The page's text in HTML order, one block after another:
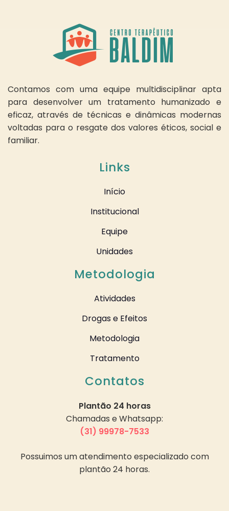
Contamos com uma equipe multidisciplinar apta
para desenvolver um tratamento humanizado e
eficaz, através de técnicas e dinâmicas modernas
voltadas para o resgate dos valores éticos, social e
familiar.
Links
Início
Institucional
Equipe
Unidades
Metodologia
Atividades
Drogas e Efeitos
Metodologia
Tratamento
Contatos
Plantão 24 horas
Chamadas e Whatsapp:
(31) 99978-7533
Possuimos um atendimento especializado com
plantão 24 horas.